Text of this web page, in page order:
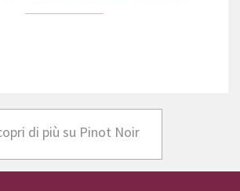
di più su Pinot Noir